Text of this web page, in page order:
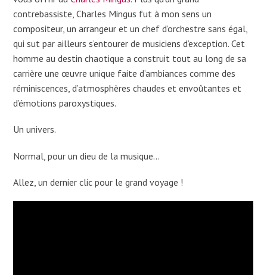
contrebassiste, Charles Mingus fut à mon sens un
compositeur, un arrangeur et un chef d’orchestre sans égal,
qui sut par ailleurs s’entourer de musiciens d’exception. Cet
homme au destin chaotique a construit tout au long de sa
carrière une œuvre unique faite d’ambiances comme des
réminiscences, d’atmosphères chaudes et envoûtantes et
d’émotions paroxystiques.
Un univers.
Normal, pour un dieu de la musique…
Allez, un dernier clic pour le grand voyage !